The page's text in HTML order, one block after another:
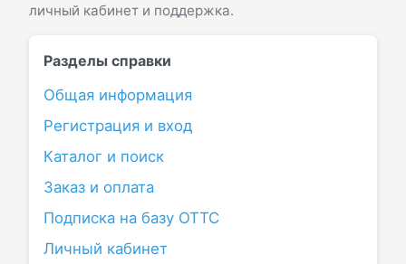
личный кабинет и поддержка.
Разделы справки
Общая информация
Регистрация и вход
Каталог и поиск
Заказ и оплата
Подписка на базу ОТТС
Личный кабинет